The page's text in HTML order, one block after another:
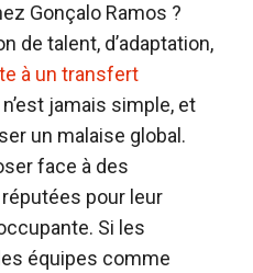
Gonçalo Ramos ?
de talent, d’adaptation,
à un transfert
jamais simple, et
un malaise global.
face à des
pour leur
Si les
équipes comme